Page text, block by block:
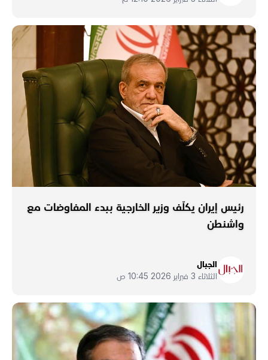
رئيس إيران يكلّف وزير الخارجية ببدء المفاوضات مع
واشنطن
الجبال
الثلاثاء 3 فبراير 2026 10:45 ص